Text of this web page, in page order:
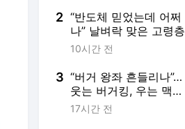
2 “반도체 믿었는데 어쩌
나” 날벼락 맞은 고령층
10시간 전
3 “버거 왕좌 흔들리나”…
웃는 버거킹, 우는 맥도
날드
17시간 전